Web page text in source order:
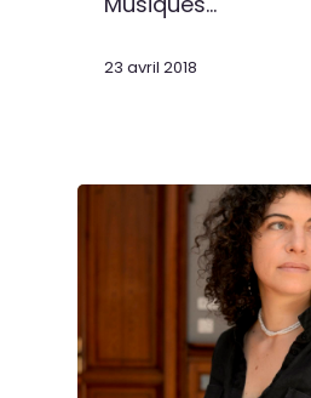
23 avril 2018